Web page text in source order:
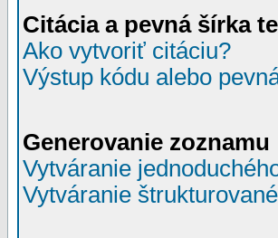
Citácia a pevná šírka
Ako vytvoriť citáciu?
Výstup kódu alebo
Generovanie zoznamu
Vytváranie
Vytváranie